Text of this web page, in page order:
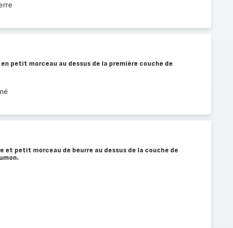
petit morceau au dessus de la première couche de
et petit morceau de beurre au dessus de la couche de